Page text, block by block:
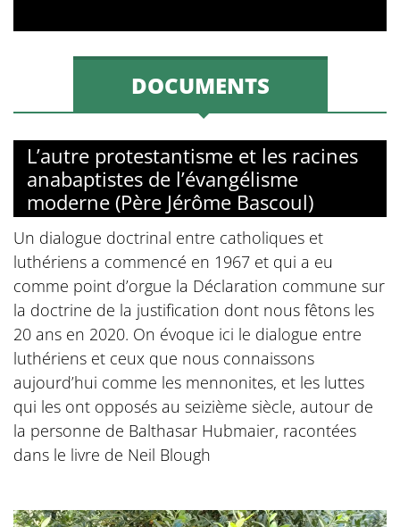
DOCUMENTS
L’autre protestantisme et les racines
anabaptistes de l’évangélisme
moderne (Père Jérôme Bascoul)
Un dialogue doctrinal entre catholiques et
luthériens a commencé en 1967 et qui a eu
comme point d’orgue la Déclaration commune sur
la doctrine de la justification dont nous fêtons les
20 ans en 2020. On évoque ici le dialogue entre
luthériens et ceux que nous connaissons
aujourd’hui comme les mennonites, et les luttes
qui les ont opposés au seizième siècle, autour de
la personne de Balthasar Hubmaier, racontées
dans le livre de Neil Blough